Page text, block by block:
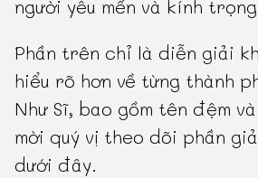
người yêu mến và kính
Phần trên chỉ là diễn giải
hiểu rõ hơn về từng thành
Như Sĩ, bao gồm tên đệm
mời quý vị theo dõi phần
dưới đây.